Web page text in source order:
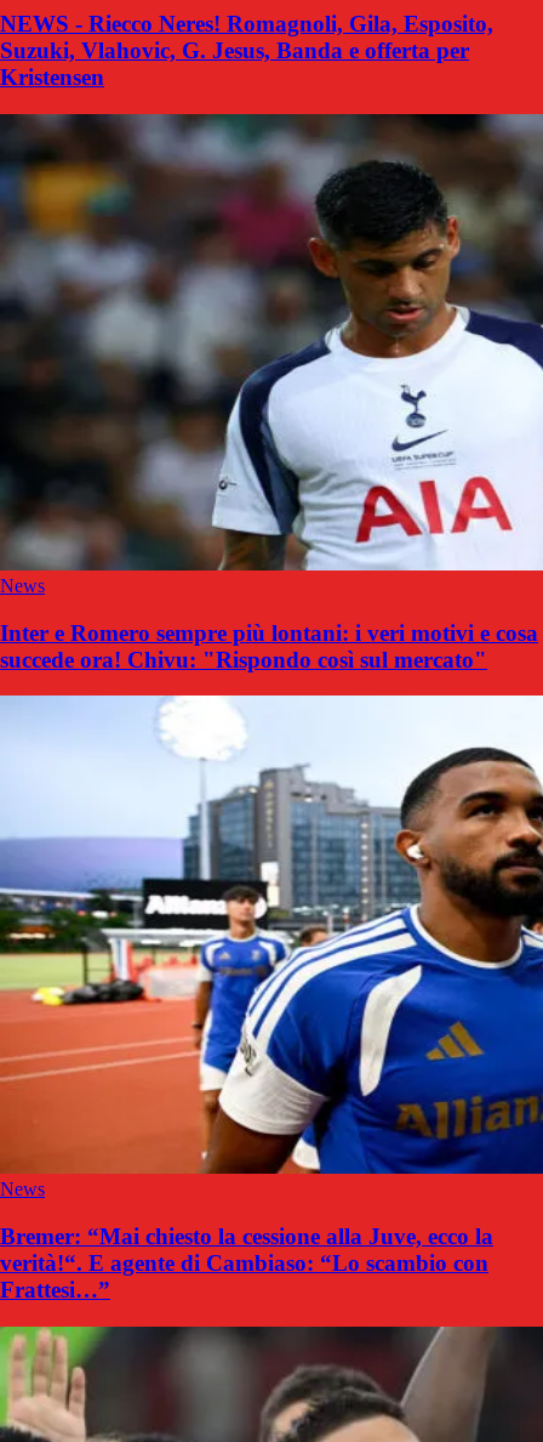
NEWS - Riecco Neres! Romagnoli, Gila, Esposito,
Suzuki, Vlahovic, G. Jesus, Banda e offerta per
Kristensen
News
Inter e Romero sempre più lontani: i veri motivi e cosa
succede ora! Chivu: "Rispondo così sul mercato"
News
Bremer: “Mai chiesto la cessione alla Juve, ecco la
verità!“. E agente di Cambiaso: “Lo scambio con
Frattesi…”